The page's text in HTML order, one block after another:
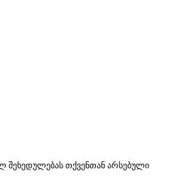
თქვენთან არსებული